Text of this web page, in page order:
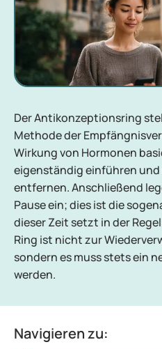
Der Antikonzeptionsring
Methode der
Wirkung von Hormonen
eigenständig einführen
entfernen. Anschließend
Pause ein; dies ist die
dieser Zeit setzt in der
Ring ist nicht zur
sondern es muss stets ein
werden.
Navigieren zu: